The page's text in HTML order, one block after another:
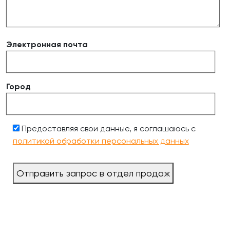
Электронная почта
Город
Предоставляя свои данные, я соглашаюсь с
политикой обработки персональных данных
Отправить запрос в отдел продаж